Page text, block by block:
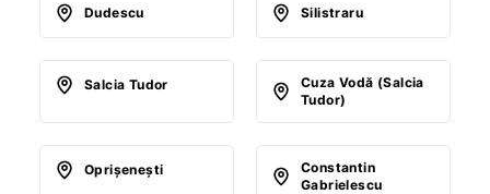
Dudescu Silistraru
Salcia Tudor
Cuza Vodă (Salcia
Tudor)
Oprişeneşti
Constantin
Gabrielescu